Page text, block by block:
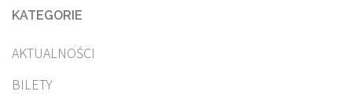
KATEGORIE
AKTUALNOŚCI
BILETY